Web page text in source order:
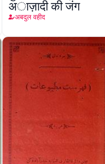
अाज़ादी की जंग
अबदुल वहीद